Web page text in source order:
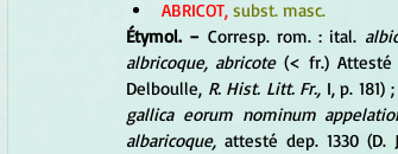
ABRICOT, subst. masc.
Étymol. − Corresp. rom. : ital.
albricoque, abricote (< fr.) Attesté
Delboulle, R. Hist. Litt. Fr., I, p. 181)
gallica eorum nominum
albaricoque, attesté dep. 1330 (D.